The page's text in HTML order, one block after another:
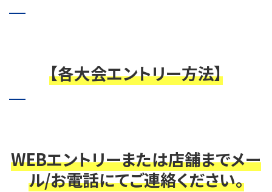
【各大会エントリー方法】
WEBエントリーまたは店舗までメー
ル/お電話にてご連絡ください。